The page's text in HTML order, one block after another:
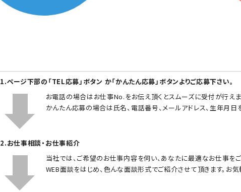
1.ページ下部の「TEL応募」ボタン か「かんたん応募」ボタンよりご応募下さい。
お電話の場合はお仕事No.をお伝え頂くとスムーズに受付が行えま
かんたん応募の場合は氏名、電話番号、メールアドレス、生年月日
2.お仕事相談・お仕事紹介
当社では、ご希望のお仕事内容を伺い、あなたに最適なお仕事を
WEB面談をはじめ、色んな面談形式でご紹介させて頂きます。お